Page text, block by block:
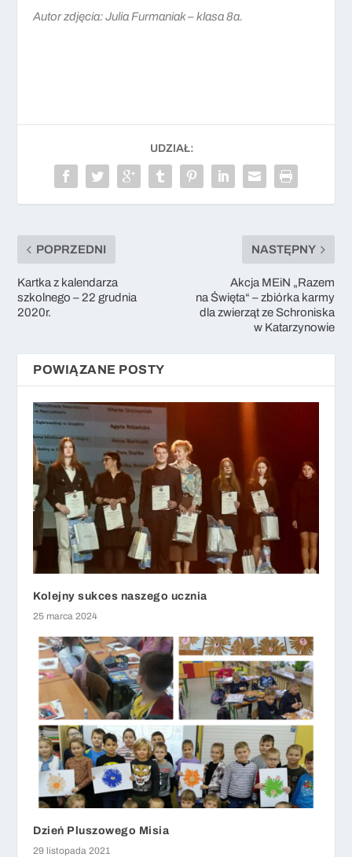
Autor zdjęcia: Julia Furmaniak – klasa 8a.
UDZIAŁ:
POPRZEDNI
Kartka z kalendarza
szkolnego – 22 grudnia
2020r.
NASTĘPNY
Akcja MEiN „Razem
na Święta“ – zbiórka karmy
dla zwierząt ze Schroniska
w Katarzynowie
POWIĄZANE POSTY
Kolejny sukces naszego ucznia
25 marca 2024
Dzień Pluszowego Misia
29 listopada 2021